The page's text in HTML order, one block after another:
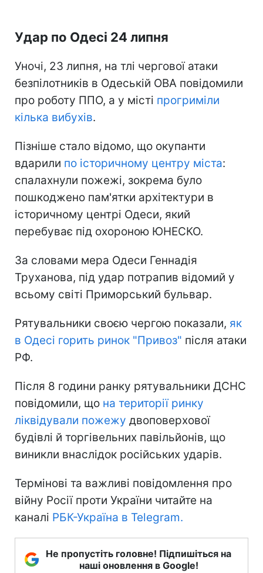
Удар по Одесі 24 липня
Уночі, 23 липня, на тлі чергової атаки
безпілотників в Одеській ОВА повідомили
про роботу ППО, а у місті прогриміли
кілька вибухів.
Пізніше стало відомо, що окупанти
вдарили по історичному центру міста:
спалахнули пожежі, зокрема було
пошкоджено пам'ятки архітектури в
історичному центрі Одеси, який
перебуває під охороною ЮНЕСКО.
За словами мера Одеси Геннадія
Труханова, під удар потрапив відомий у
всьому світі Приморський бульвар.
Рятувальники своєю чергою показали, як
в Одесі горить ринок "Привоз" після атаки
РФ.
Після 8 години ранку рятувальники ДСНС
повідомили, що на території ринку
ліквідували пожежу двоповерхової
будівлі й торгівельних павільйонів, що
виникли внаслідок російських ударів.
Термінові та важливі повідомлення про
війну Росії проти України читайте на
каналі РБК-Україна в Telegram.
Не пропустіть головне! Підпишіться на
наші оновлення в Google!